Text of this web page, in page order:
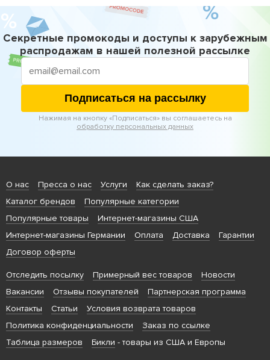
Секретные промокоды и доступы к зарубежным
распродажам в нашей полезной рассылке
Подписаться на рассылку
Нажимая на кнопку «Подписаться» вы соглашаетесь на
обработку персональных данных
О нас Пресса о нас Услуги
Как сделать заказ?
Каталог брендов
Популярные категории
Популярные товары
Интернет-магазины США
Интернет-магазины Германии
Оплата Доставка
Гарантии
Договор оферты
Отследить посылку Примерный вес товаров
Новости
Вакансии
Отзывы покупателей
Партнерская программа
Контакты
Статьи
Условия возврата товаров
Политика конфиденциальности
Заказ по ссылке
Таблица размеров
Бикли - товары из США и Европы